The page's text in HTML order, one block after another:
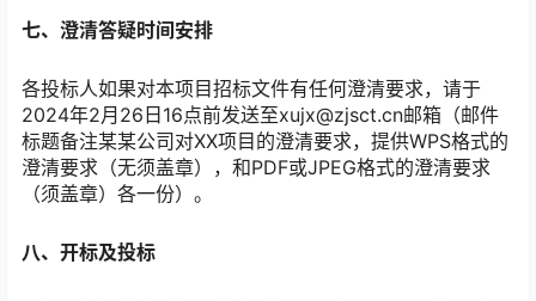
七、澄清答疑时间安排
各投标人如果对本项目招标文件有任何澄清要求，请于
2024年2月26日16点前发送至xujx@zjsct.cn邮箱（邮件
标题备注某某公司对XX项目的澄清要求，提供WPS格式的
澄清要求（无须盖章），和PDF或JPEG格式的澄清要求
（须盖章）各一份）。
八、开标及投标